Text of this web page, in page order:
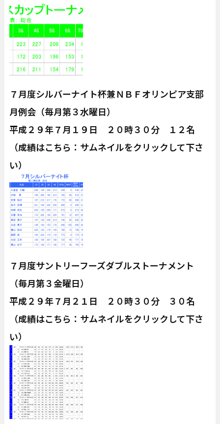
７月度シルバーナイト杯兼ＮＢＦオリンピア支部
月例会（毎月第３水曜日）
平成２９年７月１９日 ２０時３０分 １２名
（成績はこちら：サムネイルをクリックして下さ
い）
７月度サントリーフーズダブルストーナメント
（毎月第３金曜日）
平成２９年７月２１日 ２０時３０分 ３０名
（成績はこちら：サムネイルをクリックして下さ
い）